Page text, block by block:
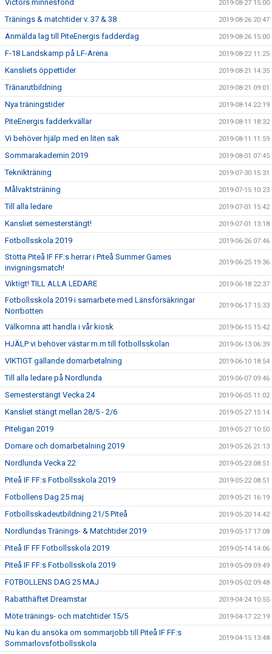
Victors minnesfond 2019-08-27 15:00
Tränings & matchtider v. 37 & 38 2019-08-26 20:47
Anmälda lag till PiteEnergis fadderdag 2019-08-26 15:00
F-18 Landskamp på LF-Arena 2019-08-22 11:25
Kansliets öppettider 2019-08-21 14:35
Tränarutbildning 2019-08-21 09:01
Nya träningstider 2019-08-14 22:19
PiteEnergis fadderkvällar 2019-08-11 18:32
Vi behöver hjälp med en liten sak 2019-08-11 11:59
Sommarakademin 2019 2019-08-01 07:45
Teknikträning 2019-07-30 15:31
Målvaktsträning 2019-07-15 10:23
Till alla ledare 2019-07-01 15:42
Kansliet semesterstängt! 2019-07-01 13:18
Fotbollsskola 2019 2019-06-26 07:46
Stötta Piteå IF FF:s herrar i Piteå Summer Games
invigningsmatch!
2019-06-25 19:36
Viktigt! TILL ALLA LEDARE 2019-06-18 22:37
Fotbollsskola 2019 i samarbete med Länsförsäkringar
Norrbotten
2019-06-17 15:33
Välkomna att handla i vår kiosk 2019-06-15 15:42
HJÄLP vi behöver västar m.m till fotbollsskolan 2019-06-13 06:39
VIKTIGT gällande domarbetalning 2019-06-10 18:54
Till alla ledare på Nordlunda 2019-06-07 09:46
Semesterstängt Vecka 24 2019-06-05 11:02
Kansliet stängt mellan 28/5 - 2/6 2019-05-27 15:14
Piteligan 2019 2019-05-27 10:50
Domare och domarbetalning 2019 2019-05-26 21:13
Nordlunda Vecka 22 2019-05-23 08:51
Piteå IF FF:s Fotbollsskola 2019 2019-05-22 08:51
Fotbollens Dag 25 maj 2019-05-21 16:19
Fotbollsskadeutbildning 21/5 Piteå 2019-05-20 14:42
Nordlundas Tränings- & Matchtider 2019 2019-05-17 17:08
Piteå IF FF Fotbollsskola 2019 2019-05-14 14:06
Piteå IF FF:s Fotbollsskola 2019 2019-05-09 09:49
FOTBOLLENS DAG 25 MAJ 2019-05-02 09:48
Rabatthäftet Dreamstar 2019-04-24 10:55
Möte tränings- och matchtider 15/5 2019-04-17 22:19
Nu kan du ansöka om sommarjobb till Piteå IF FF:s
Sommarlovsfotbollsskola
2019-04-15 13:48